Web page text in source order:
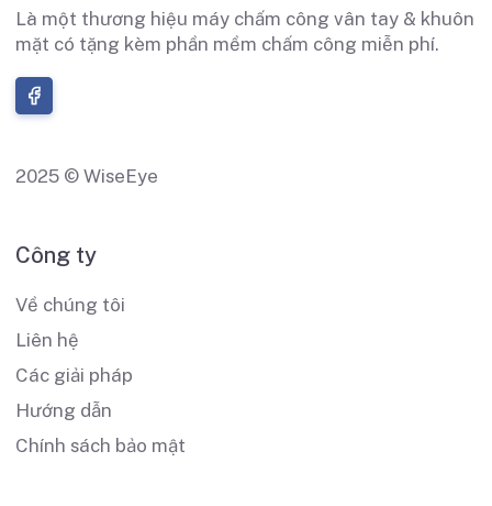
Là một thương hiệu máy chấm công vân tay & khuôn
mặt có tặng kèm phần mềm chấm công miễn phí.
2025 © WiseEye
Công ty
Về chúng tôi
Liên hệ
Các giải pháp
Hướng dẫn
Chính sách bảo mật